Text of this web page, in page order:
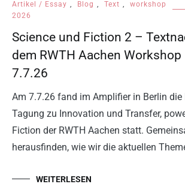
Artikel / Essay , Blog , Text , workshop
2026
Science und Fiction 2 –
dem RWTH Aachen Workshop
7.7.26
Am 7.7.26 fand im Amplifier in Berlin
Tagung zu Innovation und Transfer,
Fiction der RWTH Aachen statt.
herausfinden, wie wir die aktuellen
WEITERLESEN